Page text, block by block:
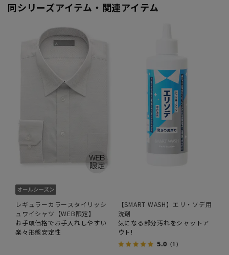
同シリーズアイテム・関連アイテム
レギュラーカラースタイリッシ
ュワイシャツ【WEB限定】
お手頃価格でお手入れしやすい
楽々形態安定性
【SMART WASH】エリ・ソデ用
洗剤
気になる部分汚れをシャットア
ウト!
5.0 （1）